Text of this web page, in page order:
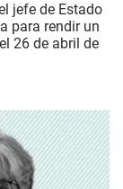
jefe de Estado
para rendir un
26 de abril de